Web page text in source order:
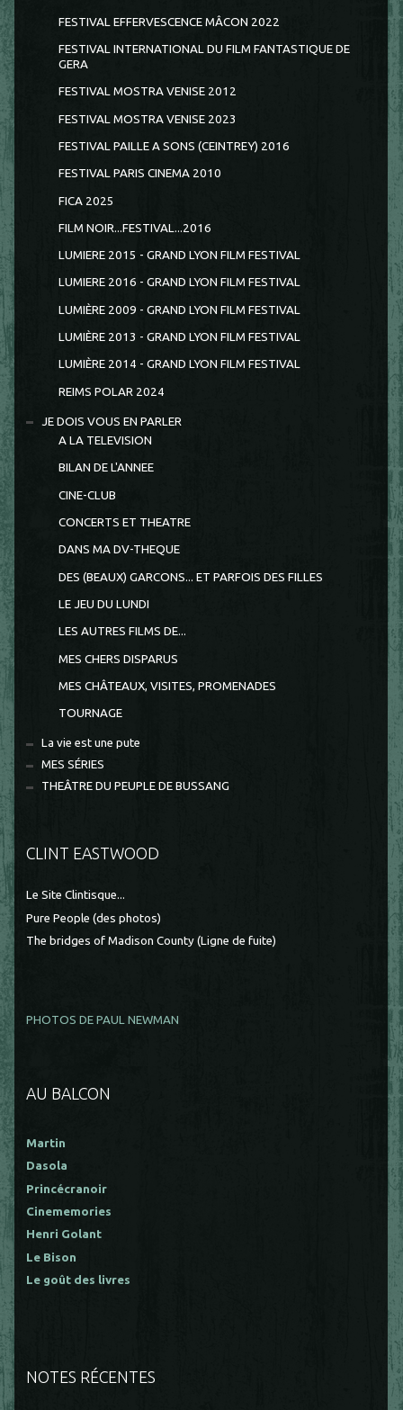
FESTIVAL EFFERVESCENCE MÂCON 2022
FESTIVAL INTERNATIONAL DU FILM FANTASTIQUE DE
GERA
FESTIVAL MOSTRA VENISE 2012
FESTIVAL MOSTRA VENISE 2023
FESTIVAL PAILLE A SONS (CEINTREY) 2016
FESTIVAL PARIS CINEMA 2010
FICA 2025
FILM NOIR...FESTIVAL...2016
LUMIERE 2015 - GRAND LYON FILM FESTIVAL
LUMIERE 2016 - GRAND LYON FILM FESTIVAL
LUMIÈRE 2009 - GRAND LYON FILM FESTIVAL
LUMIÈRE 2013 - GRAND LYON FILM FESTIVAL
LUMIÈRE 2014 - GRAND LYON FILM FESTIVAL
REIMS POLAR 2024
JE DOIS VOUS EN PARLER
A LA TELEVISION
BILAN DE L'ANNEE
CINE-CLUB
CONCERTS ET THEATRE
DANS MA DV-THEQUE
DES (BEAUX) GARCONS... ET PARFOIS DES FILLES
LE JEU DU LUNDI
LES AUTRES FILMS DE...
MES CHERS DISPARUS
MES CHÂTEAUX, VISITES, PROMENADES
TOURNAGE
La vie est une pute
MES SÉRIES
THEÂTRE DU PEUPLE DE BUSSANG
CLINT EASTWOOD
Le Site Clintisque...
Pure People (des photos)
The bridges of Madison County (Ligne de fuite)
PHOTOS DE PAUL NEWMAN
AU BALCON
Martin
Dasola
Princécranoir
Cinememories
Henri Golant
Le Bison
Le goût des livres
NOTES RÉCENTES